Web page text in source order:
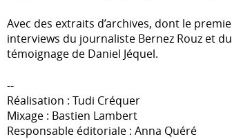
Avec des extraits d’archives, dont le
interviews du journaliste Bernez Rouz et
témoignage de Daniel Jéquel.
--
Réalisation : Tudi Créquer
Mixage : Bastien Lambert
Responsable éditoriale : Anna Quéré